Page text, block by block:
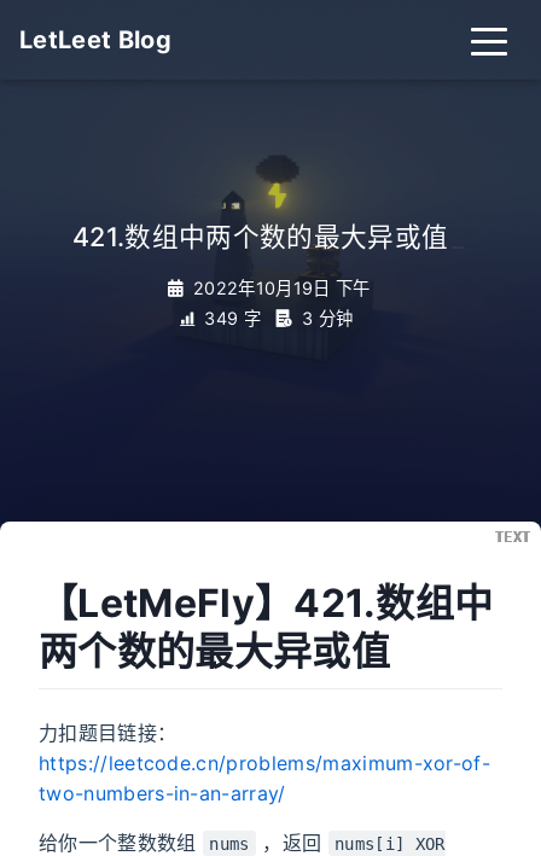
LetLeet Blog
421.数组中两个数的最大异或值
2022年10月19日 下午
349 字
3 分钟
【LetMeFly】421.数组中
两个数的最大异或值
力扣题目链接：
https://leetcode.cn/problems/maximum-xor-of-
two-numbers-in-an-array/
给你一个整数数组 nums ，返回
nums[i] XOR
TEXT
TEXT
TEXT
TEXT
TEXT